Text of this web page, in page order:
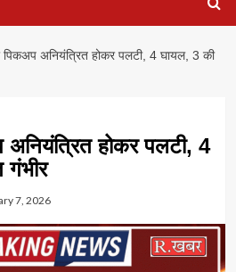
पिकअप अनियंत्रित होकर पलटी, 4 घायल, 3 की
होकर पलटी, 4
7, 2026